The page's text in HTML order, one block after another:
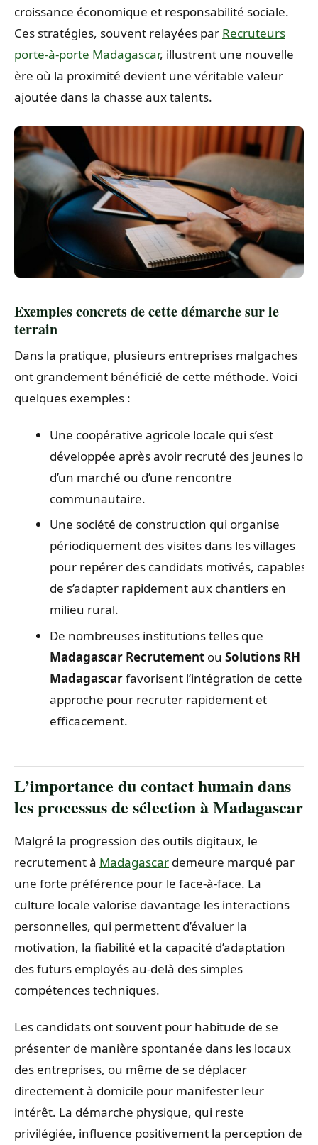
croissance économique et responsabilité sociale.
Ces stratégies, souvent relayées par Recruteurs
porte-à-porte Madagascar, illustrent une nouvelle
ère où la proximité devient une véritable valeur
ajoutée dans la chasse aux talents.
Exemples concrets de cette démarche sur le
terrain
Dans la pratique, plusieurs entreprises malgaches
ont grandement bénéficié de cette méthode. Voici
quelques exemples :
Une coopérative agricole locale qui s’est
développée après avoir recruté des jeunes lors
d’un marché ou d’une rencontre
communautaire.
Une société de construction qui organise
périodiquement des visites dans les villages
pour repérer des candidats motivés, capables
de s’adapter rapidement aux chantiers en
milieu rural.
De nombreuses institutions telles que
Madagascar Recrutementou Solutions RH
Madagascarfavorisent l’intégration de cette
approche pour recruter rapidement et
efficacement.
L’importance du contact humain dans
les processus de sélection à Madagascar
Malgré la progression des outils digitaux, le
recrutement à Madagascar demeure marqué par
une forte préférence pour le face-à-face. La
culture locale valorise davantage les interactions
personnelles, qui permettent d’évaluer la
motivation, la fiabilité et la capacité d’adaptation
des futurs employés au-delà des simples
compétences techniques.
Les candidats ont souvent pour habitude de se
présenter de manière spontanée dans les locaux
des entreprises, ou même de se déplacer
directement à domicile pour manifester leur
intérêt. La démarche physique, qui reste
privilégiée, influence positivement la perception de